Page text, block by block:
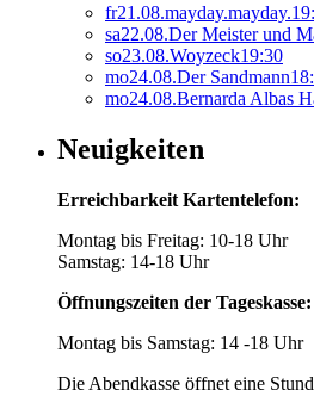
fr21.08.mayday.mayday.
sa22.08.Der Meister und
so23.08.Woyzeck19:30
mo24.08.Der Sandmann
mo24.08.Bernarda Albas
Neuigkeiten
Erreichbarkeit Kartentelefon:
Montag bis Freitag: 10-18 Uhr
Samstag: 14-18 Uhr
Öffnungszeiten der Tageskasse:
Montag bis Samstag: 14 -18 Uhr
Die Abendkasse öffnet eine